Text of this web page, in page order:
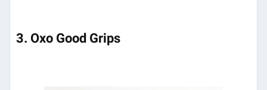
3. Oxo Good Grips